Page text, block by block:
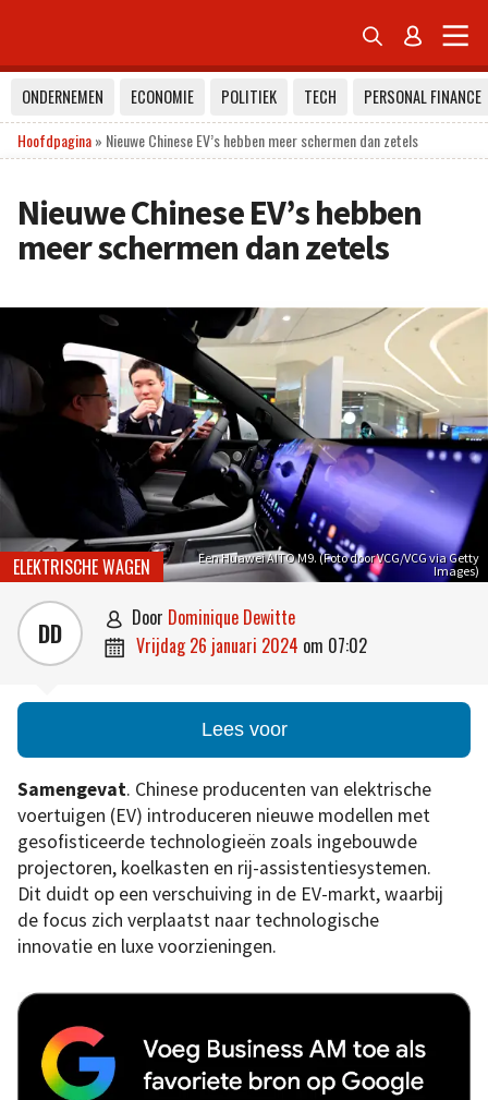
 
ONDERNEMEN ECONOMIE POLITIEK TECH
PERSONAL FINANCE
Hoofdpagina» Nieuwe Chinese EV’s hebben meer schermen dan zetels
Nieuwe Chinese EV’s hebben
meer schermen dan zetels
Een Huawei AITO M9. (Foto door VCG/VCG via Getty
Images)
ELEKTRISCHE WAGEN
DD  door Dominique Dewitte
 vrijdag 26 januari 2024 om 07:02
Lees voor
Samengevat. Chinese producenten van elektrische
voertuigen (EV) introduceren nieuwe modellen met
gesofisticeerde technologieën zoals ingebouwde
projectoren, koelkasten en rij-assistentiesystemen.
Dit duidt op een verschuiving in de EV-markt, waarbij
de focus zich verplaatst naar technologische
innovatie en luxe voorzieningen.